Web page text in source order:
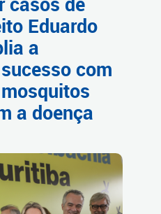
Eduardo
a
com
a doença